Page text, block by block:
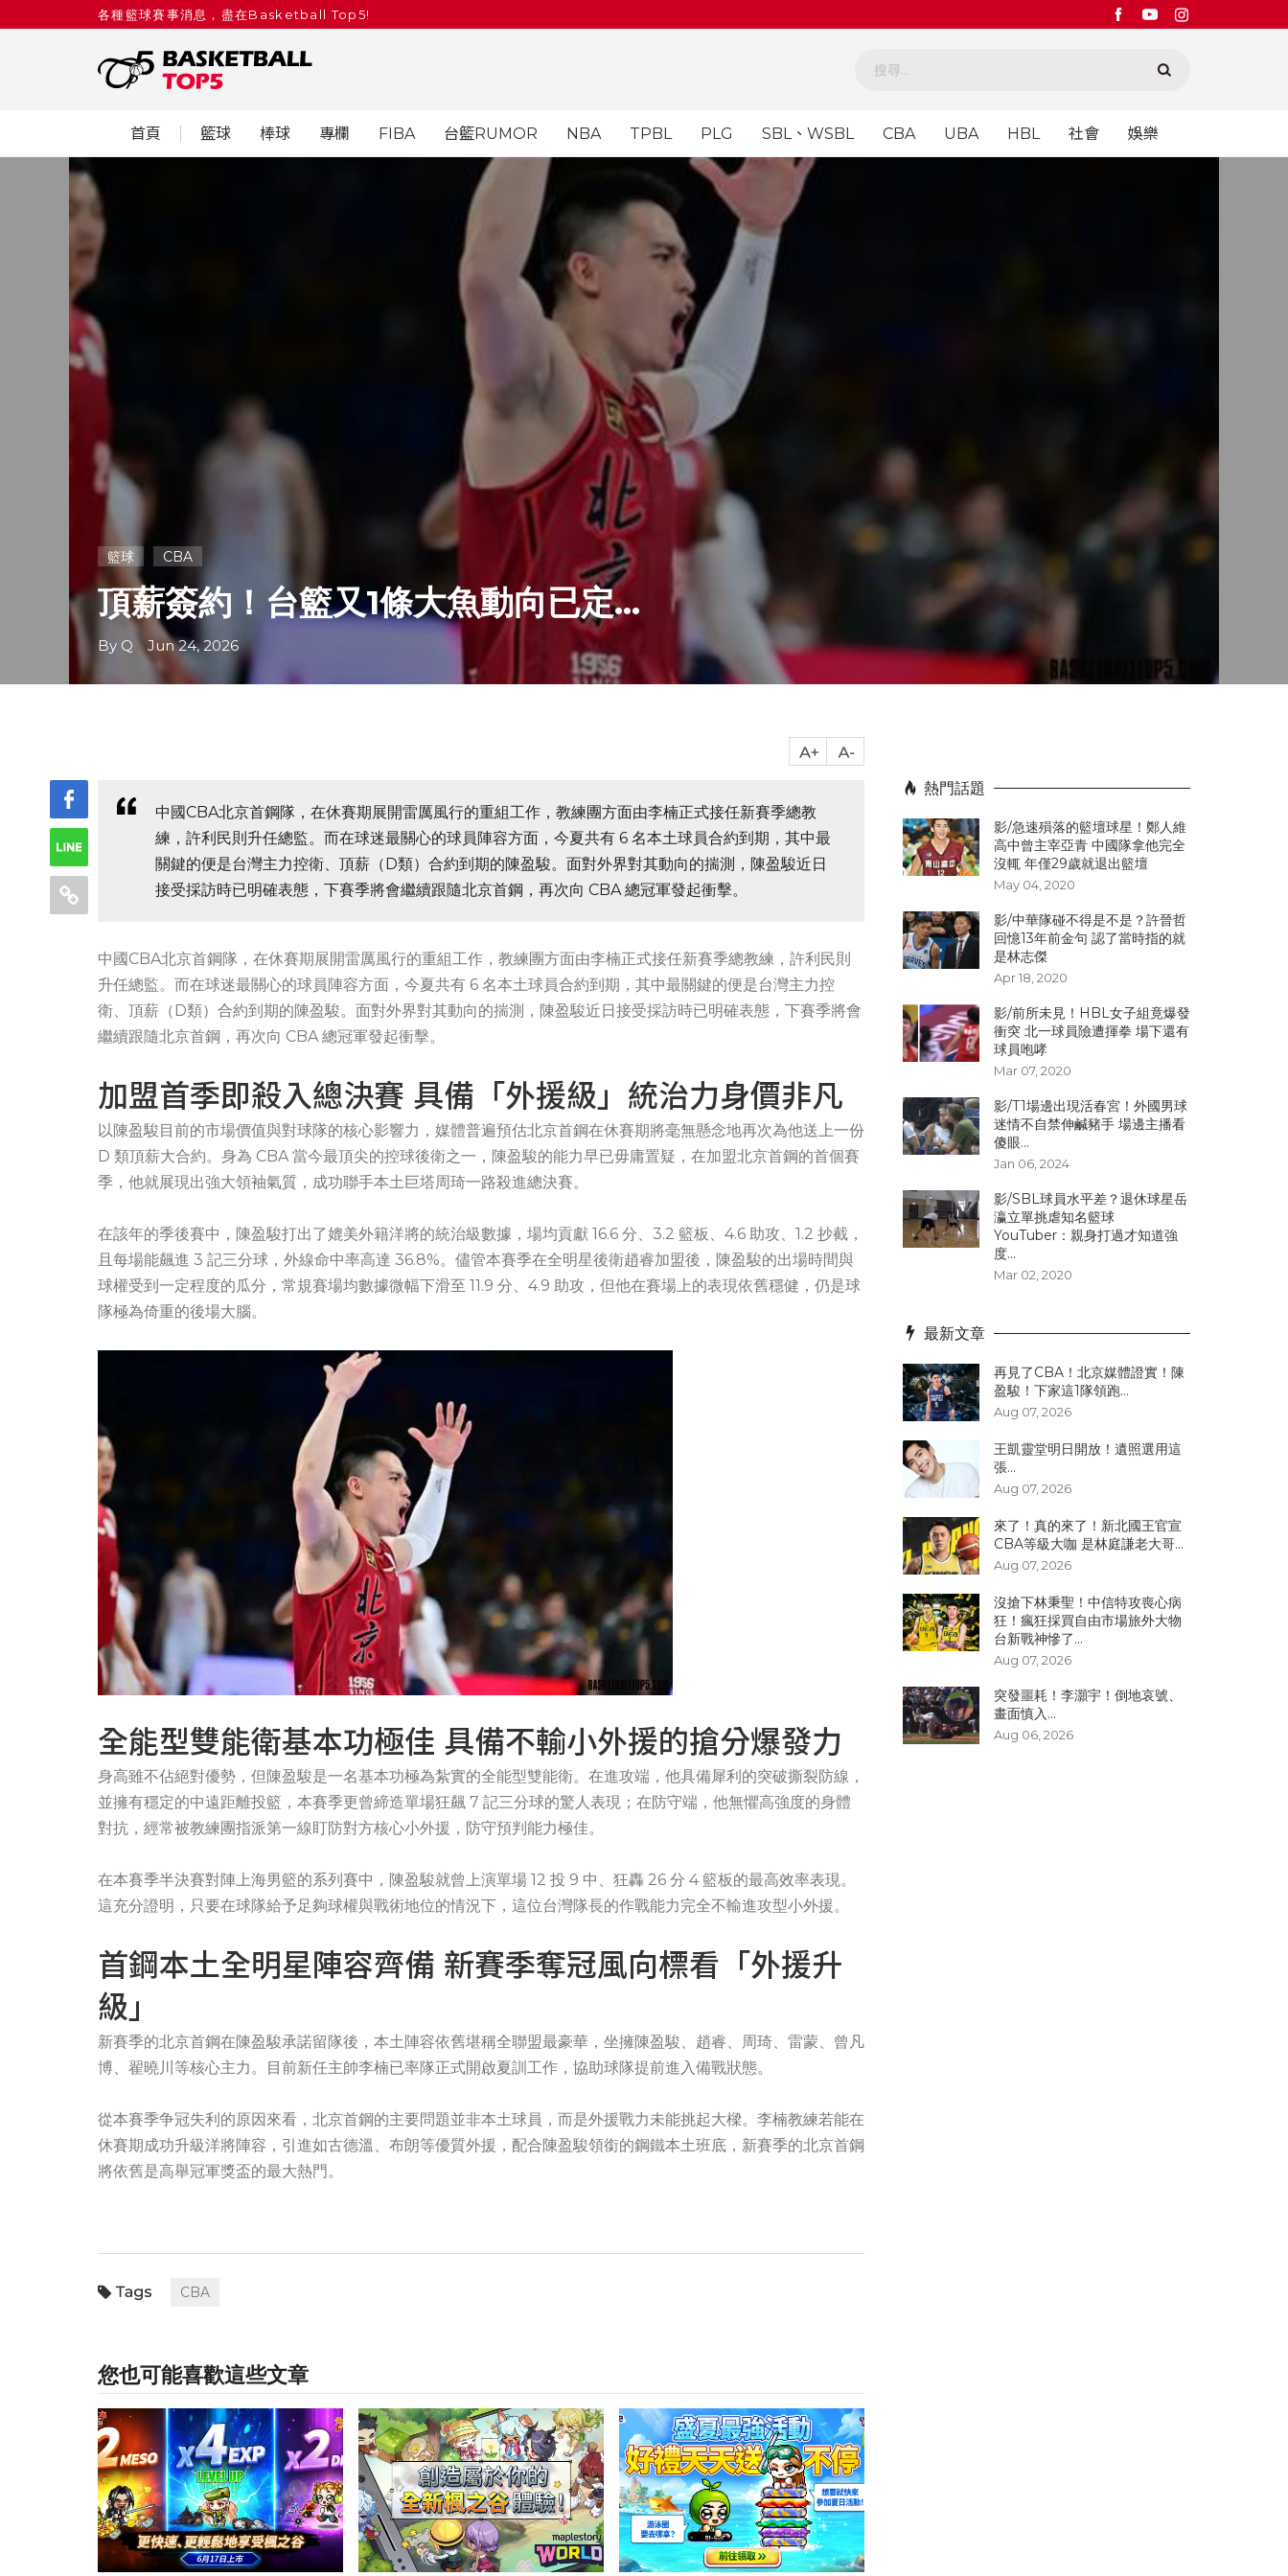
各種籃球賽事消息，盡在Basketball Top5!
首頁 籃球 棒球 專欄 FIBA 台籃RUMOR NBA TPBL PLG SBL、WSBL CBA UBA HBL 社會 娛樂
籃球 CBA
頂薪簽約！台籃又1條大魚動向已定...
By Q Jun 24, 2026
中國CBA北京首鋼隊，在休賽期展開雷厲風行的重組工作，教練團方面由李楠正式接任新賽季總教
練，許利民則升任總監。而在球迷最關心的球員陣容方面，今夏共有 6 名本土球員合約到期，其中最
關鍵的便是台灣主力控衛、頂薪（D類）合約到期的陳盈駿。面對外界對其動向的揣測，陳盈駿近日
接受採訪時已明確表態，下賽季將會繼續跟隨北京首鋼，再次向 CBA 總冠軍發起衝擊。
中國CBA北京首鋼隊，在休賽期展開雷厲風行的重組工作，教練團方面由李楠正式接任新賽季總教練，許利民則
升任總監。而在球迷最關心的球員陣容方面，今夏共有 6 名本土球員合約到期，其中最關鍵的便是台灣主力控
衛、頂薪（D類）合約到期的陳盈駿。面對外界對其動向的揣測，陳盈駿近日接受採訪時已明確表態，下賽季將會
繼續跟隨北京首鋼，再次向 CBA 總冠軍發起衝擊。
加盟首季即殺入總決賽 具備「外援級」統治力身價非凡
以陳盈駿目前的市場價值與對球隊的核心影響力，媒體普遍預估北京首鋼在休賽期將毫無懸念地再次為他送上一份
D 類頂薪大合約。身為 CBA 當今最頂尖的控球後衛之一，陳盈駿的能力早已毋庸置疑，在加盟北京首鋼的首個賽
季，他就展現出強大領袖氣質，成功聯手本土巨塔周琦一路殺進總決賽。
在該年的季後賽中，陳盈駿打出了媲美外籍洋將的統治級數據，場均貢獻 16.6 分、3.2 籃板、4.6 助攻、1.2 抄截，
且每場能飆進 3 記三分球，外線命中率高達 36.8%。儘管本賽季在全明星後衛趙睿加盟後，陳盈駿的出場時間與
球權受到一定程度的瓜分，常規賽場均數據微幅下滑至 11.9 分、4.9 助攻，但他在賽場上的表現依舊穩健，仍是球
隊極為倚重的後場大腦。
全能型雙能衛基本功極佳 具備不輸小外援的搶分爆發力
身高雖不佔絕對優勢，但陳盈駿是一名基本功極為紮實的全能型雙能衛。在進攻端，他具備犀利的突破撕裂防線，
並擁有穩定的中遠距離投籃，本賽季更曾締造單場狂飆 7 記三分球的驚人表現；在防守端，他無懼高強度的身體
對抗，經常被教練團指派第一線盯防對方核心小外援，防守預判能力極佳。
在本賽季半決賽對陣上海男籃的系列賽中，陳盈駿就曾上演單場 12 投 9 中、狂轟 26 分 4 籃板的最高效率表現。
這充分證明，只要在球隊給予足夠球權與戰術地位的情況下，這位台灣隊長的作戰能力完全不輸進攻型小外援。
首鋼本土全明星陣容齊備 新賽季奪冠風向標看「外援升
級」
新賽季的北京首鋼在陳盈駿承諾留隊後，本土陣容依舊堪稱全聯盟最豪華，坐擁陳盈駿、趙睿、周琦、雷蒙、曾凡
博、翟曉川等核心主力。目前新任主帥李楠已率隊正式開啟夏訓工作，協助球隊提前進入備戰狀態。
從本賽季争冠失利的原因來看，北京首鋼的主要問題並非本土球員，而是外援戰力未能挑起大樑。李楠教練若能在
休賽期成功升級洋將陣容，引進如古德溫、布朗等優質外援，配合陳盈駿領銜的鋼鐵本土班底，新賽季的北京首鋼
將依舊是高舉冠軍獎盃的最大熱門。
CBA
您也可能喜歡這些文章
熱門話題
影/急速殞落的籃壇球星！鄭人維
高中曾主宰亞青 中國隊拿他完全
沒輒 年僅29歲就退出籃壇
May 04, 2020
影/中華隊碰不得是不是？許晉哲
回憶13年前金句 認了當時指的就
是林志傑
Apr 18, 2020
影/前所未見！HBL女子組竟爆發
衝突 北一球員險遭揮拳 場下還有
球員咆哮
Mar 07, 2020
影/T1場邊出現活春宮！外國男球
迷情不自禁伸鹹豬手 場邊主播看
傻眼...
Jan 06, 2024
影/SBL球員水平差？退休球星岳
瀛立單挑虐知名籃球
YouTuber：親身打過才知道強
度...
Mar 02, 2020
最新文章
再見了CBA！北京媒體證實！陳
盈駿！下家這1隊領跑...
Aug 07, 2026
王凱靈堂明日開放！遺照選用這
張...
Aug 07, 2026
來了！真的來了！新北國王官宣
CBA等級大咖 是林庭謙老大哥...
Aug 07, 2026
沒搶下林秉聖！中信特攻喪心病
狂！瘋狂採買自由市場旅外大物
台新戰神慘了...
Aug 07, 2026
突發噩耗！李灝宇！倒地哀號、
畫面慎入...
Aug 06, 2026